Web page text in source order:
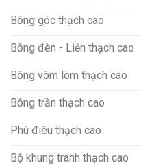
Bông góc thạch cao
Bông đèn - Liễn thạch cao
Bông vòm lõm thạch cao
Bông trần thạch cao
Phù điêu thạch cao
Bộ khung tranh thạch cao